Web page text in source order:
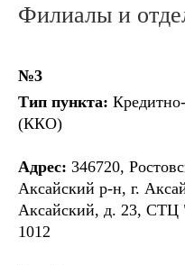
Филиалы и
№3
Тип пункта:
(ККО)
Адрес: 346720,
Аксайский р-н, г.
Аксайский, д. 23, СТЦ
1012